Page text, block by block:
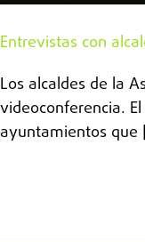
Entrevistas con
Los alcaldes de la
videoconferencia.
ayuntamientos que